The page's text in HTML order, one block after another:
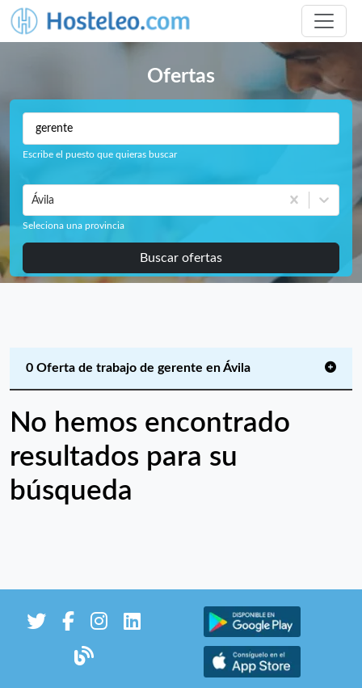
Ofertas
Escribe el puesto que quieras buscar
Ávila
Seleciona una provincia
Buscar ofertas
0 Oferta de trabajo de gerente en Ávila
No hemos encontrado
resultados para su
búsqueda